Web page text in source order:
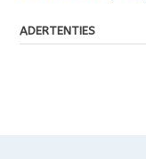
ADERTENTIES